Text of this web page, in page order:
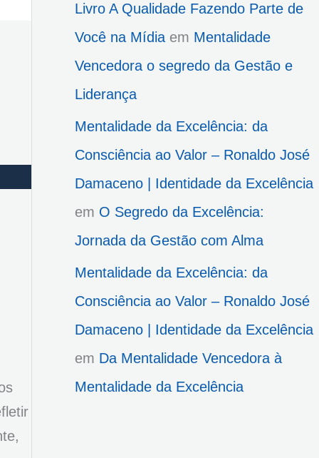
Livro A Qualidade Fazendo Parte de
Você na Mídiaem Mentalidade
Vencedora o segredo da Gestão e
Liderança
Mentalidade da Excelência: da
Consciência ao Valor – Ronaldo José
Damaceno | Identidade da Excelência
em O Segredo da Excelência:
Jornada da Gestão com Alma
Mentalidade da Excelência: da
Consciência ao Valor – Ronaldo José
Damaceno | Identidade da Excelência
em Da Mentalidade Vencedora à
Mentalidade da Excelência